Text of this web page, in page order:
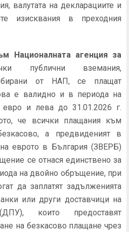
валутата на декларациите и
изисквания в преходния
Националната агенция за
публични вземания,
от НАП, се плащат
е валидно и в периода на
и лева до 31.01.2026 г.
че всички плащания към
а предвиденият в
еврото в България (ЗВЕРБ)
се отнася единствено за
на двойно обръщение, при
да заплатят задълженията
или други доставчици на
които предоставят
на безкасово плащане чрез